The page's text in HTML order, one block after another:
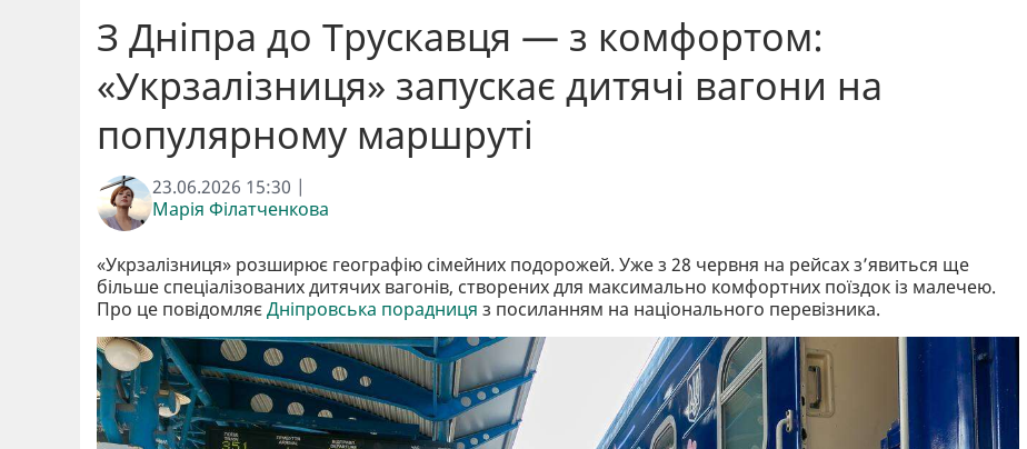
З Дніпра до Трускавця — з комфортом:
«Укрзалізниця» запускає дитячі вагони на
популярному маршруті
23.06.2026 15:30 |
Марія Філатченкова
«Укрзалізниця» розширює географію сімейних подорожей. Уже з 28 червня на рейсах з’явиться ще
більше спеціалізованих дитячих вагонів, створених для максимально комфортних поїздок із малечею.
Про це повідомляєДніпровська порадниця з посиланням на національного перевізника.